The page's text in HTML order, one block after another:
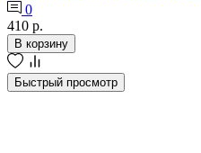
0
410 р.
В корзину
Быстрый просмотр